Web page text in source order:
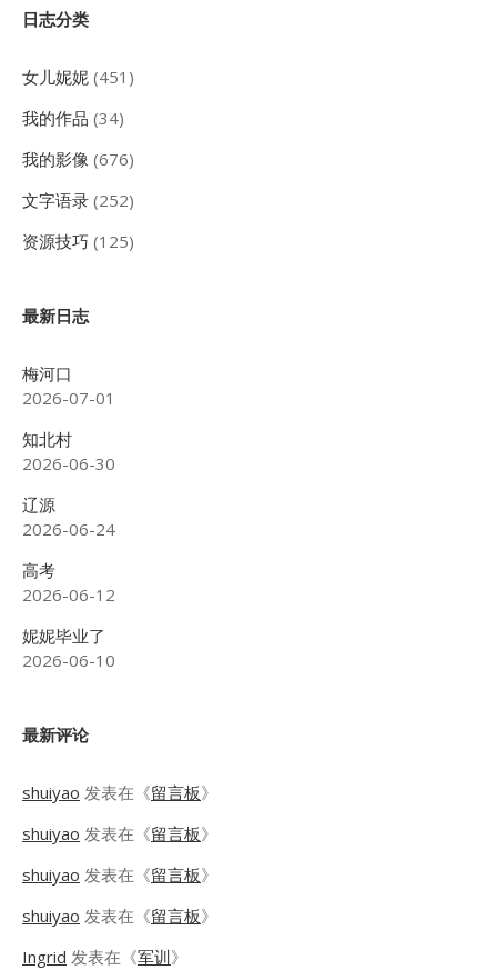
Sidebar
日志分类
女儿妮妮 (451)
我的作品 (34)
我的影像 (676)
文字语录 (252)
资源技巧 (125)
最新日志
梅河口
2026-07-01
知北村
2026-06-30
辽源
2026-06-24
高考
2026-06-12
妮妮毕业了
2026-06-10
最新评论
shuiyao 发表在《留言板》
shuiyao 发表在《留言板》
shuiyao 发表在《留言板》
shuiyao 发表在《留言板》
Ingrid 发表在《军训》